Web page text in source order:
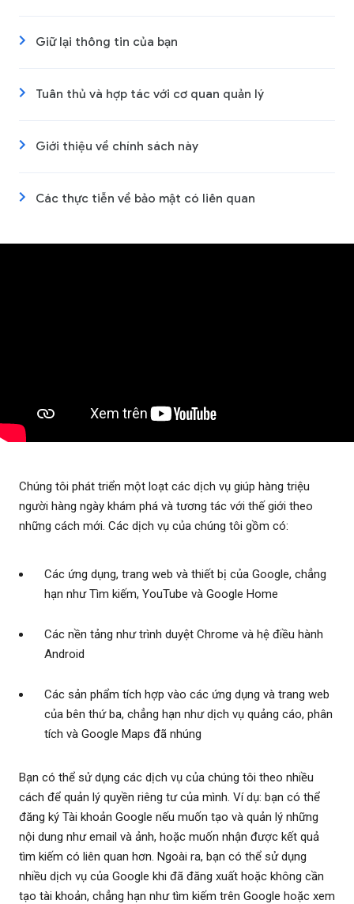
Giữ lại thông tin của bạn
Tuân thủ và hợp tác với cơ quan quản lý
Giới thiệu về chính sách này
Các thực tiễn về bảo mật có liên quan
Chúng tôi phát triển một loạt các dịch vụ giúp hàng triệu
người hàng ngày khám phá và tương tác với thế giới theo
những cách mới. Các dịch vụ của chúng tôi gồm có:
Các ứng dụng, trang web và thiết bị của Google, chẳng
hạn như Tìm kiếm, YouTube và Google Home
Các nền tảng như trình duyệt Chrome và hệ điều hành
Android
Các sản phẩm tích hợp vào các ứng dụng và trang web
của bên thứ ba, chẳng hạn như dịch vụ quảng cáo, phân
tích và Google Maps đã nhúng
Bạn có thể sử dụng các dịch vụ của chúng tôi theo nhiều
cách để quản lý quyền riêng tư của mình. Ví dụ: bạn có thể
đăng ký Tài khoản Google nếu muốn tạo và quản lý những
nội dung như email và ảnh, hoặc muốn nhận được kết quả
tìm kiếm có liên quan hơn. Ngoài ra, bạn có thể sử dụng
nhiều dịch vụ của Google khi đã đăng xuất hoặc không cần
tạo tài khoản, chẳng hạn như tìm kiếm trên Google hoặc xem